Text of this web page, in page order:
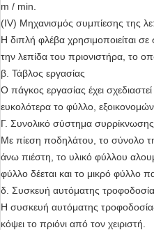
m / min.
(IV) Μηχανισμός συμπίεσης της
Η διπλή φλέβα χρησιμοποιείται σε
την λεπίδα του πριονιστήρα, το
β. Τάβλος εργασίας
Ο πάγκος εργασίας έχει
ευκολότερα το φύλλο,
Γ. Συνολικό σύστημα συρρίκνωσης
Με πίεση ποδηλάτου, το σύνολο
άνω πιέστη, το υλικό φύλλου
φύλλο δέεται και το μικρό φύλλο
δ. Συσκευή αυτόματης
Η συσκευή αυτόματης τροφοδοσίας
κόψει το πριόνι από τον χειριστή.